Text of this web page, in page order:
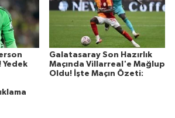
Galatasaray Son Hazırlık
Maçında Villarreal'e Mağlup
Oldu! İşte Maçın Özeti: